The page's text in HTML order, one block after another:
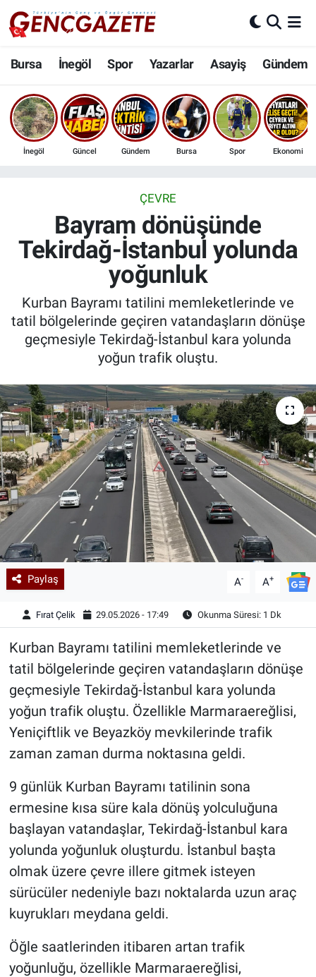
Bursa İnegöl Spor Yazarlar Asayiş Gündem
İnegöl Güncel Gündem Bursa Spor Ekonomi
ÇEVRE
Bayram dönüşünde
Tekirdağ-İstanbul yolunda
yoğunluk
Kurban Bayramı tatilini memleketlerinde ve
tatil bölgelerinde geçiren vatandaşların dönüşe
geçmesiyle Tekirdağ-İstanbul kara yolunda
yoğun trafik oluştu.
Paylaş A- A+
Fırat Çelik 29.05.2026 - 17:49 Okunma Süresi: 1 Dk
Kurban Bayramı tatilini memleketlerinde ve
tatil bölgelerinde geçiren vatandaşların dönüşe
geçmesiyle Tekirdağ-İstanbul kara yolunda
yoğun trafik oluştu. Özellikle Marmaraereğlisi,
Yeniçiftlik ve Beyazköy mevkilerinde trafik
zaman zaman durma noktasına geldi.
9 günlük Kurban Bayramı tatilinin sona
ermesine kısa süre kala dönüş yolculuğuna
başlayan vatandaşlar, Tekirdağ-İstanbul kara
yolunda yoğunluk oluşturdu. İstanbul başta
olmak üzere çevre illere gitmek isteyen
sürücüler nedeniyle bazı noktalarda uzun araç
kuyrukları meydana geldi.
Öğle saatlerinden itibaren artan trafik
yoğunluğu, özellikle Marmaraereğlisi,
Bursa
İnegöl
3.SAYFA
Ekonomi
İnanç
Kadın & Aile
Sağlık
Siyaset
Teknoloji
Yazarlar
Astroloji-Rüya
Nöbetçi Eczaneler
Hava Durumu
Trafik Durumu
Son Dakika Haberleri